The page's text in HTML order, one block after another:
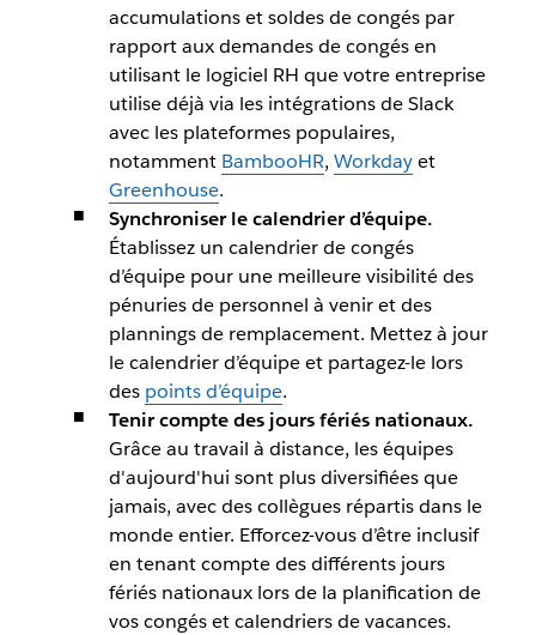
accumulations et soldes de congés par
rapport aux demandes de congés en
utilisant le logiciel RH que votre entreprise
utilise déjà via les intégrations de Slack
avec les plateformes populaires,
notamment BambooHR, Workdayet
Greenhouse.
Synchroniser le calendrier d’équipe.
Établissez un calendrier de congés
d’équipe pour une meilleure visibilité des
pénuries de personnel à venir et des
plannings de remplacement. Mettez à jour
le calendrier d’équipe et partagez-le lors
des points d’équipe.
Tenir compte des jours fériés nationaux.
Grâce au travail à distance, les équipes
d'aujourd'hui sont plus diversifiées que
jamais, avec des collègues répartis dans le
monde entier. Efforcez-vous d’être inclusif
en tenant compte des différents jours
fériés nationaux lors de la planification de
vos congés et calendriers de vacances.